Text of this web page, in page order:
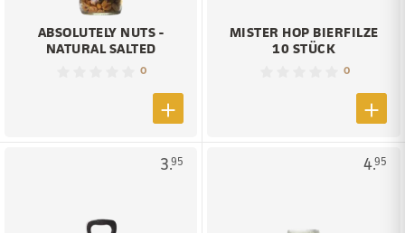
ABSOLUTELY NUTS -
NATURAL SALTED
0
MISTER HOP BIERFILZE
10 STÜCK
0
3.95 4.95